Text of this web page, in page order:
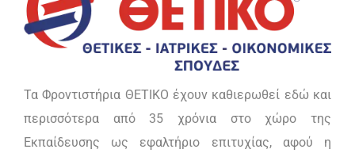
Τα Φροντιστήρια ΘΕΤΙΚΟ έχουν καθιερωθεί εδώ και
περισσότερα από 35 χρόνια στο χώρο της
Εκπαίδευσης ως εφαλτήριο επιτυχίας, αφού η